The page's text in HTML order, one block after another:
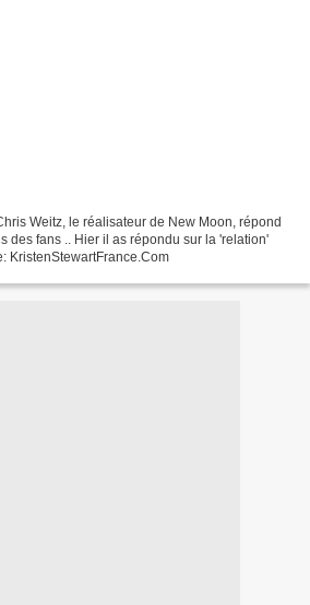
Weitz, le réalisateur de New Moon, répond
des fans .. Hier il as répondu sur la 'relation'
KristenStewartFrance.Com